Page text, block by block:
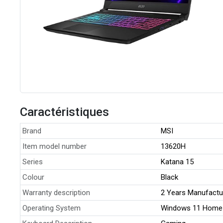
Caractéristiques
Brand
MSI
Item model number
13620H
Series
Katana 15
Colour
Black
Warranty description
2 Years
Operating System
Windows 11 Home